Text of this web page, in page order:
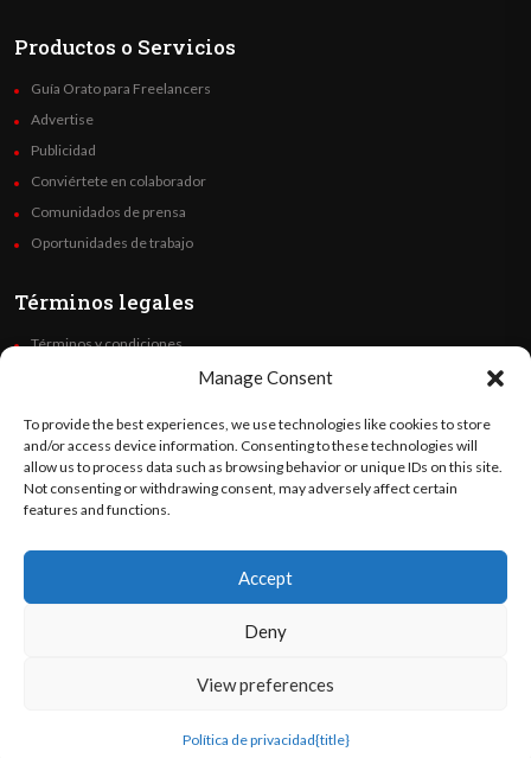
Manage Consent
To provide the best experiences, we use technologies like cookies to store
and/or access device information. Consenting to these technologies will
allow us to process data such as browsing behavior or unique IDs on this site.
Not consenting or withdrawing consent, may adversely affect certain
features and functions.
Accept
Deny
View preferences
Política de privacidad{title}
Productos o Servicios
Guía Orato para Freelancers
Advertise
Publicidad
Conviértete en colaborador
Comunidados de prensa
Oportunidades de trabajo
Términos legales
Términos y condiciones
Code of Ethics
Síguenos
©OratoWorld Media 2026. Todos los derechos reservados..